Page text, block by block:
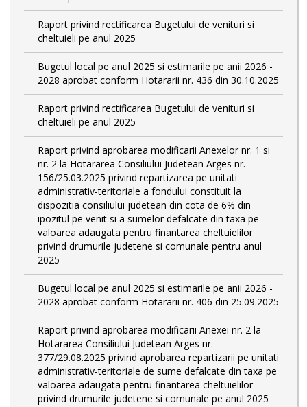
Raport privind rectificarea Bugetului de venituri si
cheltuieli pe anul 2025
Bugetul local pe anul 2025 si estimarile pe anii 2026 -
2028 aprobat conform Hotararii nr. 436 din 30.10.2025
Raport privind rectificarea Bugetului de venituri si
cheltuieli pe anul 2025
Raport privind aprobarea modificarii Anexelor nr. 1 si
nr. 2 la Hotararea Consiliului Judetean Arges nr.
156/25.03.2025 privind repartizarea pe unitati
administrativ-teritoriale a fondului constituit la
dispozitia consiliului judetean din cota de 6% din
ipozitul pe venit si a sumelor defalcate din taxa pe
valoarea adaugata pentru finantarea cheltuielilor
privind drumurile judetene si comunale pentru anul
2025
Bugetul local pe anul 2025 si estimarile pe anii 2026 -
2028 aprobat conform Hotararii nr. 406 din 25.09.2025
Raport privind aprobarea modificarii Anexei nr. 2 la
Hotararea Consiliului Judetean Arges nr.
377/29.08.2025 privind aprobarea repartizarii pe unitati
administrativ-teritoriale de sume defalcate din taxa pe
valoarea adaugata pentru finantarea cheltuielilor
privind drumurile judetene si comunale pe anul 2025